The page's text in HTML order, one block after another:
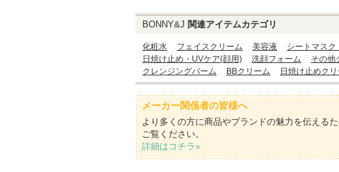
BONNY&J 関連アイテムカテゴリ
化粧水 フェイスクリーム 美容液 シートマスク
日焼け止め・UVケア(顔用)
洗顔フォーム その他
クレンジングバーム
BBクリーム 日焼け止めク
メーカー関係者の皆様へ
より多くの方に商品やブランドの魅力を伝える
ご覧ください。
詳細はコチラ»